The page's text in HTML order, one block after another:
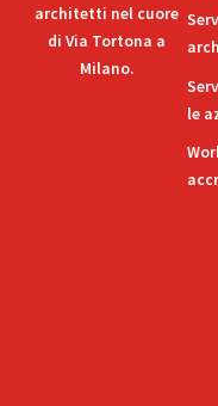
architetti nel cuore
di Via Tortona a
Milano.
le